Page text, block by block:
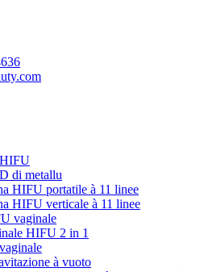
di metallu
HIFU portatile à 11 linee
HIFU verticale à 11 linee
vaginale
HIFU 2 in 1
à vuoto